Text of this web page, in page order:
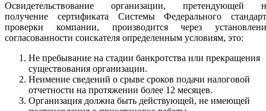
Освидетельствование организации, претендующей
получение сертификата Системы Федерального
проверки компании, производится через
согласованности соискателя определенным условиям, это:
Не пребывание на стадии банкротства или прекращения
существования организации.
Неимение сведений о срыве сроков подачи налоговой
отчетности на протяжении более 12 месяцев.
Организация должна быть действующей, не имеющей